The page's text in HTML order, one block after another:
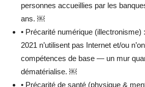
personnes accueillies par les
ans. ￼
• Précarité numérique (illectronisme)
2021 n’utilisent pas Internet et/ou
compétences de base — un mur
dématérialise. ￼
• Précarité de santé (physique &